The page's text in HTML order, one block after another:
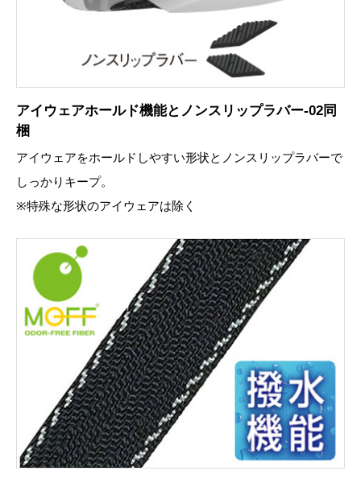
アイウェアホールド機能とノンスリップラバー-02同
梱
アイウェアをホールドしやすい形状とノンスリップラバーで
しっかりキープ。
※特殊な形状のアイウェアは除く